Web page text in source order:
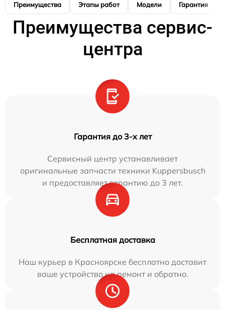
Преимущества Этапы работ Модели Гарантия
Преимущества сервис-
центра
Гарантия до 3-х лет
Сервисный центр устанавливает
оригинальные запчасти техники Kuppersbusch
и предоставляет гарантию до 3 лет.
Бесплатная доставка
Наш курьер в Красноярске бесплатно доставит
ваше устройство на ремонт и обратно.